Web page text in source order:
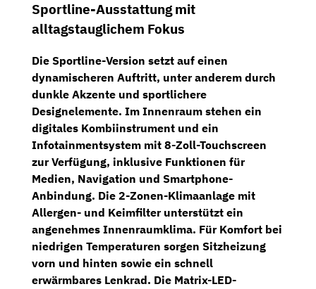
Sportline-Ausstattung mit
alltagstauglichem Fokus
Die Sportline-Version setzt auf einen
dynamischeren Auftritt, unter anderem durch
dunkle Akzente und sportlichere
Designelemente. Im Innenraum stehen ein
digitales Kombiinstrument und ein
Infotainmentsystem mit 8-Zoll-Touchscreen
zur Verfügung, inklusive Funktionen für
Medien, Navigation und Smartphone-
Anbindung. Die 2-Zonen-Klimaanlage mit
Allergen- und Keimfilter unterstützt ein
angenehmes Innenraumklima. Für Komfort bei
niedrigen Temperaturen sorgen Sitzheizung
vorn und hinten sowie ein schnell
erwärmbares Lenkrad. Die Matrix-LED-